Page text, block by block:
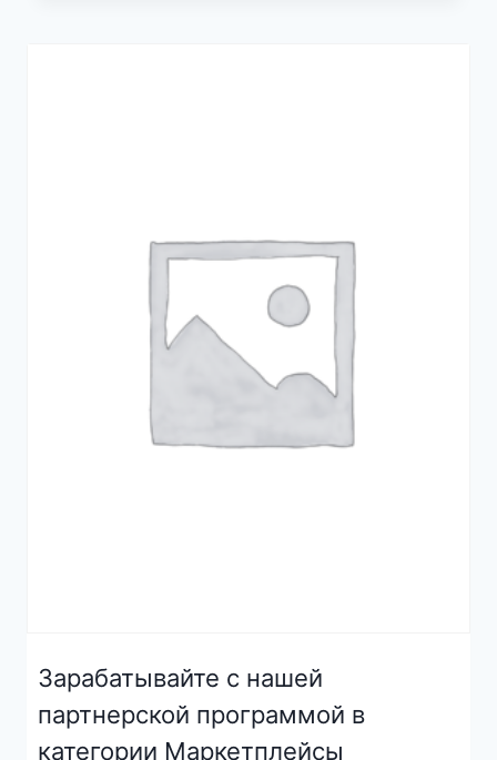
Зарабатывайте с нашей
партнерской программой в
категории Маркетплейсы